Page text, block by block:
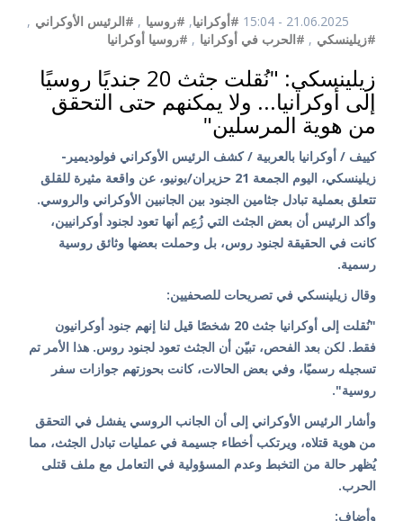
21.06.2025 - 15:04 #أوكرانيا, #روسيا , #الرئيس الأوكراني ,
#زيلينسكي , #الحرب في أوكرانيا , #روسيا أوكرانيا
زيلينسكي: "نُقلت جثث 20 جنديًا روسيًا
إلى أوكرانيا... ولا يمكنهم حتى التحقق
من هوية المرسلين"
كييف / أوكرانيا بالعربية / كشف الرئيس الأوكراني فولوديمير-
زيلينسكي، اليوم الجمعة 21 حزيران/يونيو، عن واقعة مثيرة للقلق
تتعلق بعملية تبادل جثامين الجنود بين الجانبين الأوكراني والروسي.
وأكد الرئيس أن بعض الجثث التي زُعِم أنها تعود لجنود أوكرانيين،
كانت في الحقيقة لجنود روس، بل وحملت بعضها وثائق روسية
رسمية.
وقال زيلينسكي في تصريحات للصحفيين:
"نُقلت إلى أوكرانيا جثث 20 شخصًا قيل لنا إنهم جنود أوكرانيون
فقط. لكن بعد الفحص، تبيّن أن الجثث تعود لجنود روس. هذا الأمر تم
تسجيله رسميًا، وفي بعض الحالات، كانت بحوزتهم جوازات سفر
روسية".
وأشار الرئيس الأوكراني إلى أن الجانب الروسي يفشل في التحقق
من هوية قتلاه، ويرتكب أخطاء جسيمة في عمليات تبادل الجثث، مما
يُظهر حالة من التخبط وعدم المسؤولية في التعامل مع ملف قتلى
الحرب.
وأضاف: